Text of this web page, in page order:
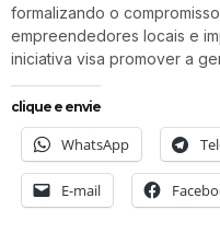
formalizando o
empreendedores locais e
iniciativa visa promover a
clique e envie
WhatsApp
E-mail